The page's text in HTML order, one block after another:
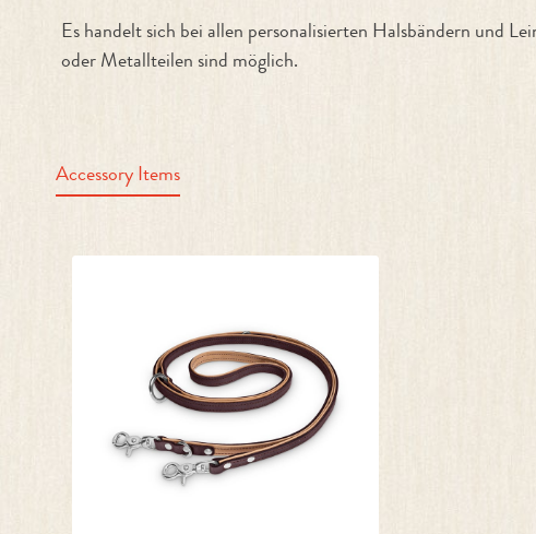
Es handelt sich bei allen personalisierten Halsbändern und
oder Metallteilen sind möglich.
Accessory Items